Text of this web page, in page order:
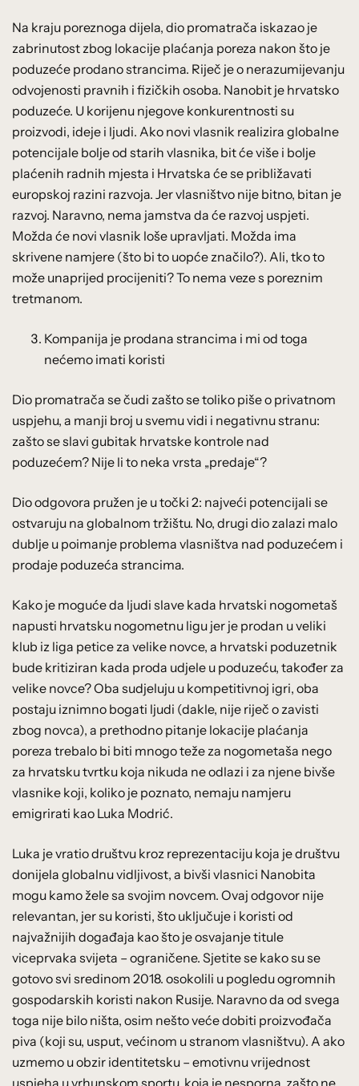
Na kraju poreznoga dijela, dio promatrača iskazao je
zabrinutost zbog lokacije plaćanja poreza nakon što je
poduzeće prodano strancima. Riječ je o nerazumijevanju
odvojenosti pravnih i fizičkih osoba. Nanobit je hrvatsko
poduzeće. U korijenu njegove konkurentnosti su
proizvodi, ideje i ljudi. Ako novi vlasnik realizira globalne
potencijale bolje od starih vlasnika, bit će više i bolje
plaćenih radnih mjesta i Hrvatska će se približavati
europskoj razini razvoja. Jer vlasništvo nije bitno, bitan je
razvoj. Naravno, nema jamstva da će razvoj uspjeti.
Možda će novi vlasnik loše upravljati. Možda ima
skrivene namjere (što bi to uopće značilo?). Ali, tko to
može unaprijed procijeniti? To nema veze s poreznim
tretmanom.
Kompanija je prodana strancima i mi od toga
nećemo imati koristi
Dio promatrača se čudi zašto se toliko piše o privatnom
uspjehu, a manji broj u svemu vidi i negativnu stranu:
zašto se slavi gubitak hrvatske kontrole nad
poduzećem? Nije li to neka vrsta „predaje“?
Dio odgovora pružen je u točki 2: najveći potencijali se
ostvaruju na globalnom tržištu. No, drugi dio zalazi malo
dublje u poimanje problema vlasništva nad poduzećem i
prodaje poduzeća strancima.
Kako je moguće da ljudi slave kada hrvatski nogometaš
napusti hrvatsku nogometnu ligu jer je prodan u veliki
klub iz liga petice za velike novce, a hrvatski poduzetnik
bude kritiziran kada proda udjele u poduzeću, također za
velike novce? Oba sudjeluju u kompetitivnoj igri, oba
postaju iznimno bogati ljudi (dakle, nije riječ o zavisti
zbog novca), a prethodno pitanje lokacije plaćanja
poreza trebalo bi biti mnogo teže za nogometaša nego
za hrvatsku tvrtku koja nikuda ne odlazi i za njene bivše
vlasnike koji, koliko je poznato, nemaju namjeru
emigrirati kao Luka Modrić.
Luka je vratio društvu kroz reprezentaciju koja je društvu
donijela globalnu vidljivost, a bivši vlasnici Nanobita
mogu kamo žele sa svojim novcem. Ovaj odgovor nije
relevantan, jer su koristi, što uključuje i koristi od
najvažnijih događaja kao što je osvajanje titule
viceprvaka svijeta – ograničene. Sjetite se kako su se
gotovo svi sredinom 2018. osokolili u pogledu ogromnih
gospodarskih koristi nakon Rusije. Naravno da od svega
toga nije bilo ništa, osim nešto veće dobiti proizvođača
piva (koji su, usput, većinom u stranom vlasništvu). A ako
uzmemo u obzir identitetsku – emotivnu vrijednost
uspjeha u vrhunskom sportu, koja je nesporna, zašto ne